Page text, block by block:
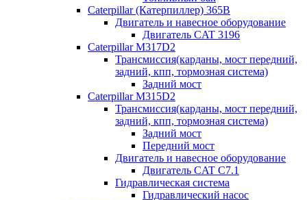
Caterpillar (Катерпиллер) 365B
Двигатель и навесное оборудование
Двигатель CAT 3196
Caterpillar M317D2
Трансмиссия(карданы, мост передний,
задний, кпп, тормозная система)
Задний мост
Caterpillar M315D2
Трансмиссия(карданы, мост передний,
задний, кпп, тормозная система)
Задний мост
Передний мост
Двигатель и навесное оборудование
Двигатель CAT C7.1
Гидравлическая система
Гидравлический насос